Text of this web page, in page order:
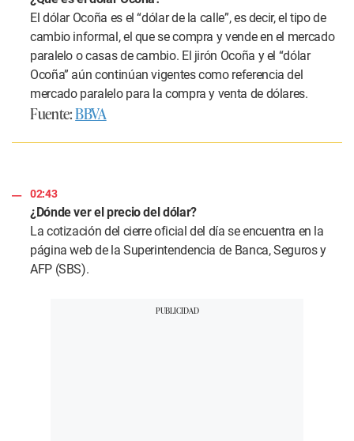
El dólar Ocoña es el “dólar de la calle”, es decir, el tipo de
cambio informal, el que se compra y vende en el mercado
paralelo o casas de cambio. El jirón Ocoña y el “dólar
Ocoña” aún continúan vigentes como referencia del
mercado paralelo para la compra y venta de dólares.
Fuente:BBVA
02:43
¿Dónde ver el precio del dólar?
La cotización del cierre oficial del día se encuentra en la
página web de la Superintendencia de Banca, Seguros y
AFP (SBS).